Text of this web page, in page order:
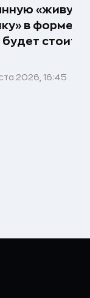
«живую
в форме
стоить
2026, 16:45